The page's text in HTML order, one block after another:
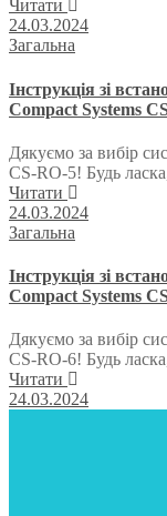
Читати
24.03.2024
Загальна
Інструкція зі
Compact Systems
Дякуємо за вибір
CS-RO-5! Будь
Читати
24.03.2024
Загальна
Інструкція зі
Compact Systems
Дякуємо за вибір
CS-RO-6! Будь
Читати
24.03.2024